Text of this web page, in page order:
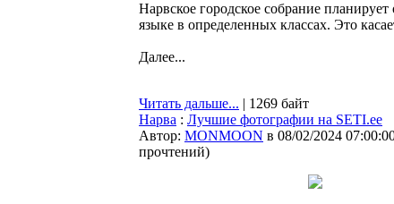
Нарвское городское собрание
языке в определенных классах. Это
Далее...
Читать дальше... | 1269 байт
Нарва : Лучшие фотографии на SETI.ee
Автор: MONMOON в 08/02/2024
прочтений)